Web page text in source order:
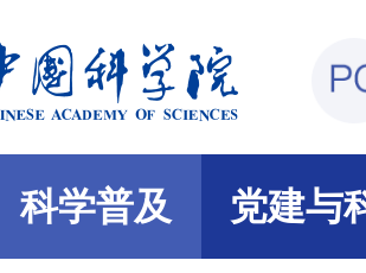
科学普及 党建与